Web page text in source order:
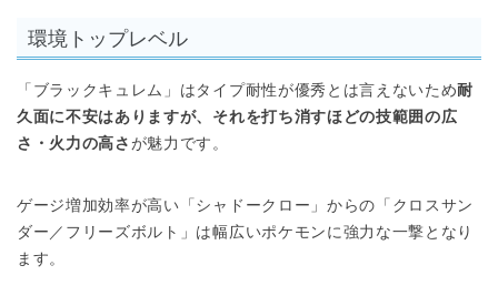
環境トップレベル
「ブラックキュレム」はタイプ耐性が優秀とは言えないため耐
久面に不安はありますが、それを打ち消すほどの技範囲の広
さ・火力の高さ が魅力です。
ゲージ増加効率が高い「シャドークロー」からの「クロスサン
ダー／フリーズボルト」は幅広いポケモンに強力な一撃となり
ます。